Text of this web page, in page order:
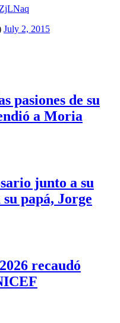
July 2, 2015
pasiones de su
a Moria
junto a su
papá, Jorge
recaudó